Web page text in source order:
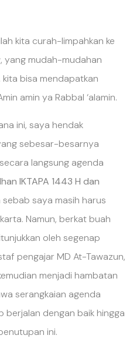
kita curah-limpahkan ke
yang mudah-mudahan
bisa mendapatkan
amin ya Rabbal ‘alamin.
ini, saya hendak
sebesar-besarnya
langsung agenda
IKTAPA 1443 H dan
sebab saya masih harus
Namun, berkat buah
oleh segenap
pengajar MD At-Tawazun,
menjadi hambatan
serangkaian agenda
berjalan dengan baik hingga
ini.